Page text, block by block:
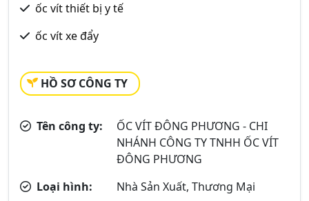
ốc vít thiết bị y tế
ốc vít xe đẩy
HỒ SƠ CÔNG TY
Tên công ty:
ỐC VÍT ĐÔNG PHƯƠNG - CHI
NHÁNH CÔNG TY TNHH ỐC VÍT
ĐÔNG PHƯƠNG
Loại hình:
Nhà Sản Xuất, Thương Mại